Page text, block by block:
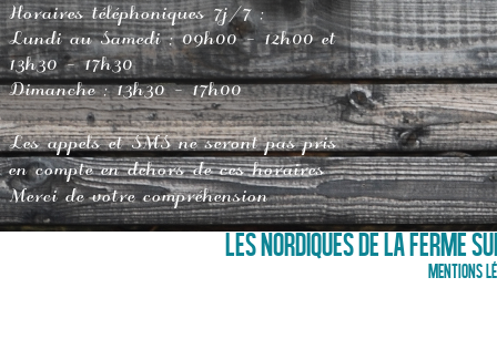
Horaires téléphoniques 7j/7 :
Lundi au Samedi : 09h00 - 12h00 et
13h30 - 17h30
Dimanche : 13h30 - 17h00
Les appels et SMS ne seront pas pris
en compte en dehors de ces horaires
Merci de votre compréhension
LES NORDIQUES DE LA FERME
Mentions